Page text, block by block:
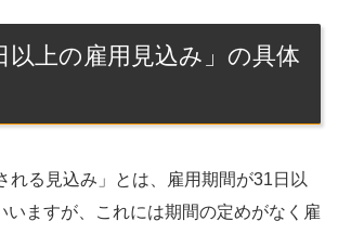
以上の雇用見込み」の具体
れる見込み」とは、雇用期間が31日以
いますが、これには期間の定めがなく雇